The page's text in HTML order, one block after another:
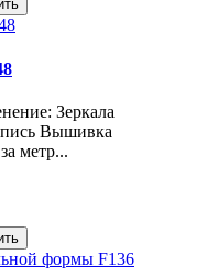
Зеркала
Вышивка
метр...